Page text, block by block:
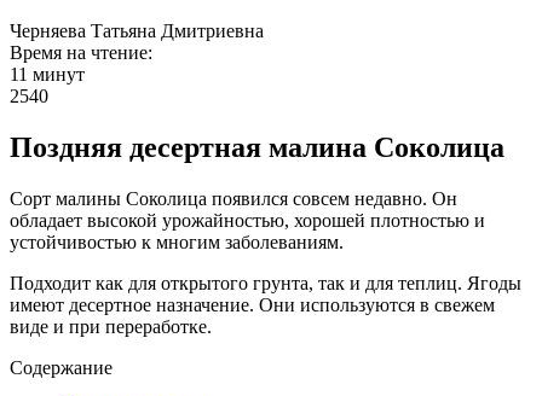
Черняева Татьяна Дмитриевна
Время на чтение:
11 минут
2540
Поздняя десертная малина Соколица
Сорт малины Соколица появился совсем недавно. Он
обладает высокой урожайностью, хорошей плотностью и
устойчивостью к многим заболеваниям.
Подходит как для открытого грунта, так и для теплиц. Ягоды
имеют десертное назначение. Они используются в свежем
виде и при переработке.
Содержание